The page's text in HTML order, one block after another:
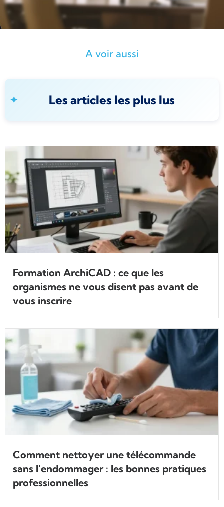
A voir aussi
Les articles les plus lus
Formation ArchiCAD : ce que les
organismes ne vous disent pas avant de
vous inscrire
Comment nettoyer une télécommande
sans l’endommager : les bonnes pratiques
professionnelles